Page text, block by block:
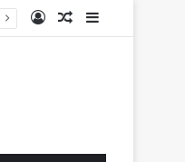
Log InRandom Article
Sidebar